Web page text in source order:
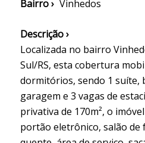
Bairro › Vinhedos
Descrição ›
Localizada no bairro
Sul/RS, esta cobertura
dormitórios, sendo 1 suíte,
garagem e 3 vagas de
privativa de 170m², o
portão eletrônico, salão de